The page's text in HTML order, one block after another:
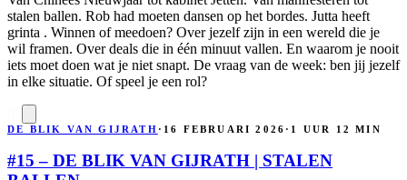
stalen ballen. Rob had moeten dansen op het bordes. Jutta heeft
grinta . Winnen of meedoen? Over jezelf zijn in een wereld die je
wil framen. Over deals die in één minuut vallen. En waarom je nooit
iets moet doen wat je niet snapt. De vraag van de week: ben jij jezelf
in elke situatie. Of speel je een rol?
DE BLIK VAN GIJRATH · 16 FEBRUARI 2026 · 1 UUR 12 MIN
#15 – DE BLIK VAN GIJRATH | STALEN